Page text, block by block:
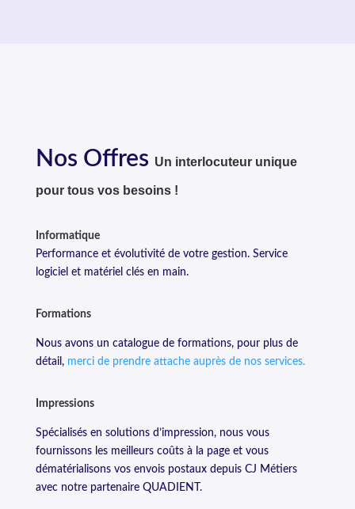
Nos Offres Un interlocuteur unique
pour tous vos besoins !
Informatique
Performance et évolutivité de votre gestion. Service
logiciel et matériel clés en main.
Formations
Nous avons un catalogue de formations, pour plus de
détail, merci de prendre attache auprès de nos services.
Impressions
Spécialisés en solutions d’impression, nous vous
fournissons les meilleurs coûts à la page et vous
dématérialisons vos envois postaux depuis CJ Métiers
avec notre partenaire QUADIENT.